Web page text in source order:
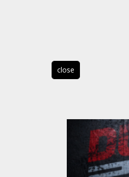
close